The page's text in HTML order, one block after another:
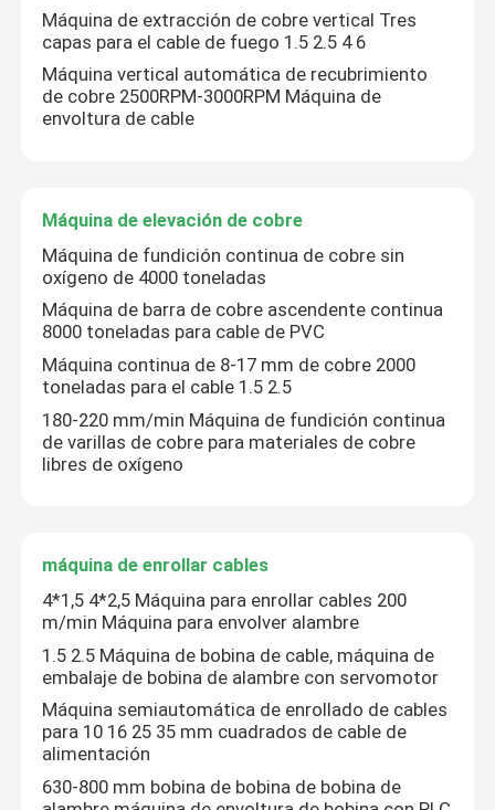
Control de calidad
Contacta con nosotros
Máquina de extrusión de cables
Máquina de extrusión de alambre
Línea de extrusión de cables
máquina de agrupamiento de cobre
Máquina de extracción de cobre
Máquina de elevación de cobre
máquina de enrollar cables
Máquina de extracción de cobre vertical Tres
capas para el cable de fuego 1.5 2.5 4 6
Máquina vertical automática de recubrimiento
de cobre 2500RPM-3000RPM Máquina de
envoltura de cable
Máquina de elevación de cobre
Máquina de fundición continua de cobre sin
oxígeno de 4000 toneladas
Máquina de barra de cobre ascendente continua
8000 toneladas para cable de PVC
Máquina continua de 8-17 mm de cobre 2000
toneladas para el cable 1.5 2.5
180-220 mm/min Máquina de fundición continua
de varillas de cobre para materiales de cobre
libres de oxígeno
máquina de enrollar cables
4*1,5 4*2,5 Máquina para enrollar cables 200
m/min Máquina para envolver alambre
1.5 2.5 Máquina de bobina de cable, máquina de
embalaje de bobina de alambre con servomotor
Máquina semiautomática de enrollado de cables
para 10 16 25 35 mm cuadrados de cable de
alimentación
630-800 mm bobina de bobina de bobina de